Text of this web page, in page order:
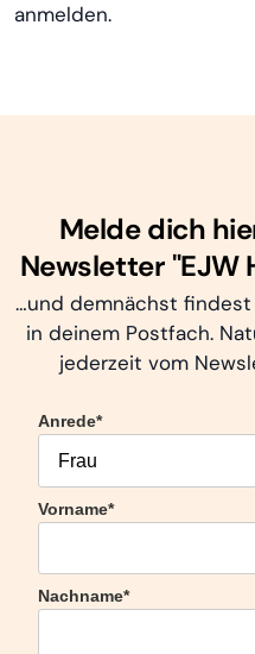
anmelden.
Melde dich
Newsletter "EJW
…und demnächst findest
in deinem Postfach.
jederzeit vom
Anrede*
Vorname*
Nachname*